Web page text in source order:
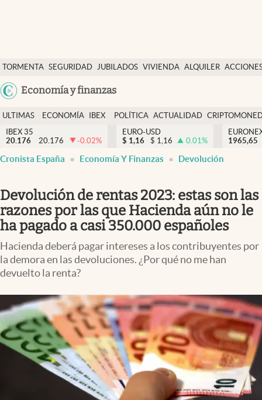
TORMENTA SEGURIDAD JUBILADOS VIVIENDA ALQUILER
USA
Colombia
Economía y finanzas
Economía y finanzas
Política
Actualidad
Criptomonedas
España
ULTIMAS
NOTICIAS
ECONOMÍA
FINANZAS
IBEX
EURO
POLÍTICA ACTUALIDAD
IBEX 35
20.176
20.176 -0.02%
EURO-USD
$ 1,16 $ 1,16 0.01%
1965,65
Cronista España Economía Y Finanzas Devolución
Devolución de rentas 2023: estas son las
razones por las que Hacienda aún no le
ha pagado a casi 350.000 españoles
Hacienda deberá pagar intereses a los contribuyentes por
la demora en las devoluciones. ¿Por qué no me han
devuelto la renta?